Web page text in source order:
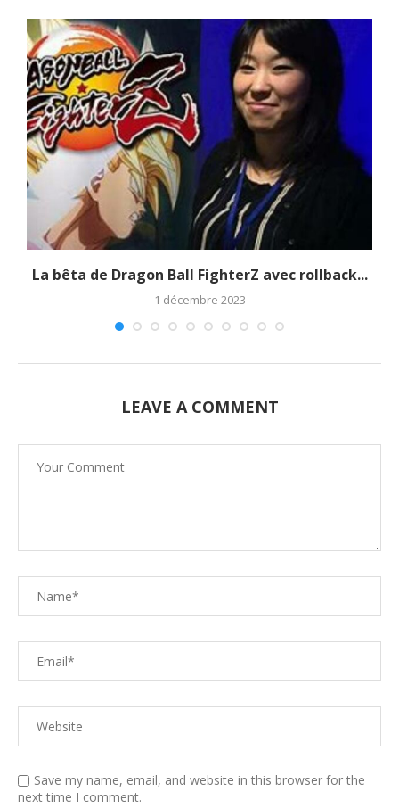
La bêta de Dragon Ball FighterZ avec rollback...
1 décembre 2023
LEAVE A COMMENT
Save my name, email, and website in this browser for the
next time I comment.